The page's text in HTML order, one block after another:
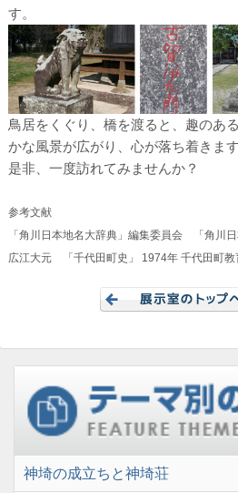
す。
鳥居をくぐり、橋を渡ると、趣のあ
かな風景が広がり、心が落ち着きます
是非、一度訪れてみませんか？
参考文献
「角川日本地名大辞典」編集委員会 「角川
広江大元 「千代田町史」 1974年 千代田町教
神埼の成立ちと神埼荘